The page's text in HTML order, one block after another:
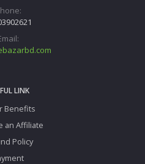
LINK
Benefits
an Affiliate
Policy